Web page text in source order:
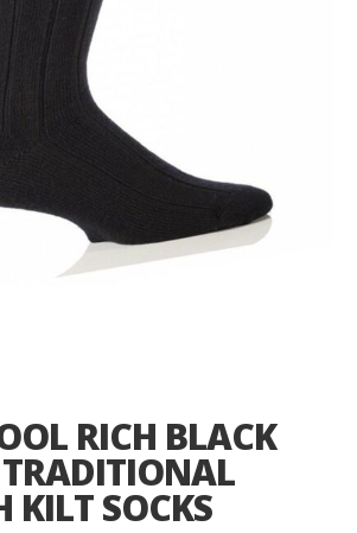
RICH BLACK
KILT SOCKS